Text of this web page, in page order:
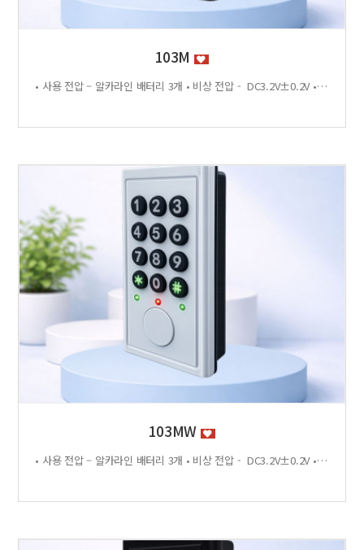
103M
• 사용 전압 – 알카라인 배터리 3개 • 비상 전압 - DC3.2V±0.2V • 전력 소비량 – 정전류 : ≤30μA 동작전류 : ≤150 MA • 사용 환경 – 온도 : 0℃ ~ +70℃ 습도 : RH 20% ~ RH95%RH 사용방법 < 잠금방법 > - 비밀번호 4자리 숫자를 입력하면 문이 자동으로 잠깁니다. < 찾는방법> - 입력했던 비밀번호 4자리 숫자를 누르면 자동으로 문이 열립니다. - 비밀번호를 잊었을 경우 마스터키 사용 가능 특징 - 마스터키 10개까지 등록가능 - 버튼 백라이트 - 배터리 방전 시 외부전원 공급기 사용가능 - 자동/수동 잠금 설정 가능 - 마스터 비밀번호 설정 가능 - 무음모드 가능 - 13.56MHZ
103MW
• 사용 전압 – 알카라인 배터리 3개 • 비상 전압 - DC3.2V±0.2V • 전력 소비량 – 정전류 : ≤30μA 동작전류 : ≤150 MA • 사용 환경 – 온도 : 0℃ ~ +70℃ 습도 : RH 20% ~ RH95%RH 사용방법 < 잠금방법 > - 비밀번호 4자리 숫자를 입력하면 문이 자동으로 잠깁니다. < 찾는방법> - 입력했던 비밀번호 4자리 숫자를 누르면 자동으로 문이 열립니다. - 비밀번호를 잊었을 경우 마스터키 사용 가능 특징 - 마스터키 10개까지 등록가능 - 버튼 백라이트 - 배터리 방전 시 외부전원 공급기 사용가능 - 자동/수동 잠금 설정 가능 - 마스터 비밀번호 설정 가능 - 무음모드 가능 - 13.56MHZ [이 게시물은 관리자님에 의해 2026-06-18 11:43:04 제품소개에서 복사 됨]